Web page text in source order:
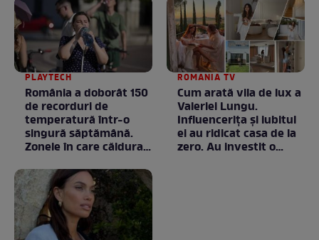
PLAYTECH
România a doborât 150
de recorduri de
temperatură într-o
singură săptămână.
Zonele în care căldura a
neobișnuite
ROMANIA TV
Cum arată vila de lux a
Valeriei Lungu.
Influencerița și iubitul
ei au ridicat casa de la
zero. Au investit o